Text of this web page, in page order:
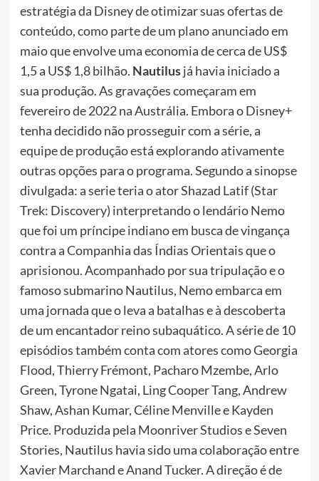
estratégia da Disney de otimizar suas ofertas de
conteúdo, como parte de um plano anunciado em
maio que envolve uma economia de cerca de US$
1,5 a US$ 1,8 bilhão. Nautilusjá havia iniciado a
sua produção. As gravações começaram em
fevereiro de 2022 na Austrália. Embora o Disney+
tenha decidido não prosseguir com a série, a
equipe de produção está explorando ativamente
outras opções para o programa. Segundo a sinopse
divulgada: a serie teria o ator Shazad Latif (Star
Trek: Discovery) interpretando o lendário Nemo
que foi um príncipe indiano em busca de vingança
contra a Companhia das Índias Orientais que o
aprisionou. Acompanhado por sua tripulação e o
famoso submarino Nautilus, Nemo embarca em
uma jornada que o leva a batalhas e à descoberta
de um encantador reino subaquático. A série de 10
episódios também conta com atores como Georgia
Flood, Thierry Frémont, Pacharo Mzembe, Arlo
Green, Tyrone Ngatai, Ling Cooper Tang, Andrew
Shaw, Ashan Kumar, Céline Menville e Kayden
Price. Produzida pela Moonriver Studios e Seven
Stories, Nautilus havia sido uma colaboração entre
Xavier Marchand e Anand Tucker. A direção é de